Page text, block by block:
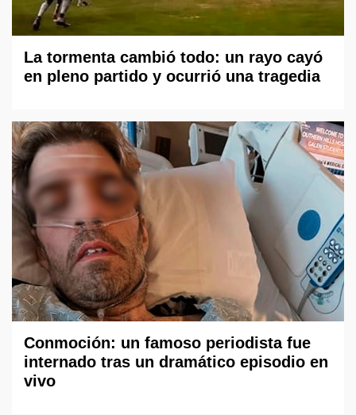
La tormenta cambió todo: un rayo cayó
en pleno partido y ocurrió una tragedia
Conmoción: un famoso periodista fue
internado tras un dramático episodio en
vivo